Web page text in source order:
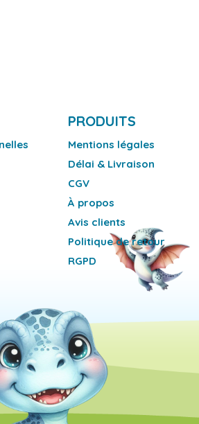
PRODUITS
Mentions légales
Délai & Livraison
CGV
À propos
Avis clients
Politique de retour
RGPD